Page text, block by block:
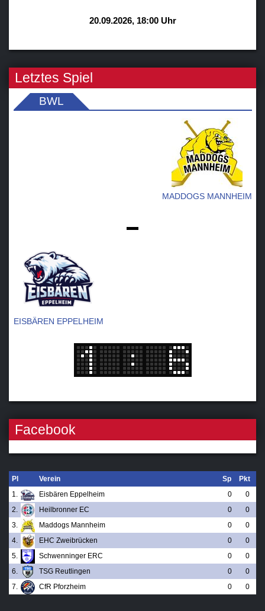
20.09.2026, 18:00 Uhr
Letztes Spiel
BWL
MADDOGS MANNHEIM
-
EISBÄREN EPPELHEIM
Facebook
Pl Verein Sp
Pkt
1.
Eisbären Eppelheim 0
0
2.
Heilbronner EC 0
0
3.
Maddogs Mannheim 0
0
4.
EHC Zweibrücken 0
0
5.
Schwenninger ERC 0
0
6.
TSG Reutlingen 0
0
7.
CfR Pforzheim 0 0